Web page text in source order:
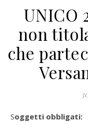
UNICO
non
che
Soggetti obbligati: